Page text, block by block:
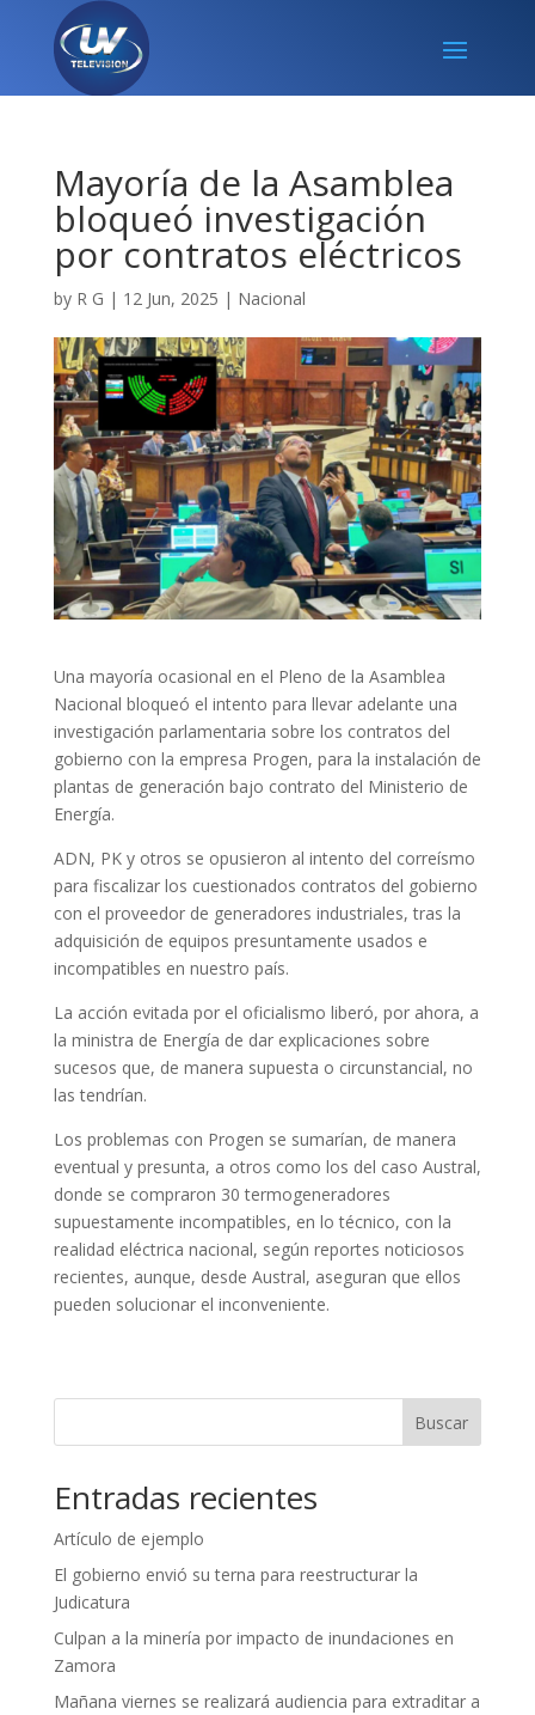
Mayoría de la Asamblea
bloqueó investigación
por contratos eléctricos
by R G | 12 Jun, 2025 | Nacional
Una mayoría ocasional en el Pleno de la Asamblea
Nacional bloqueó el intento para llevar adelante una
investigación parlamentaria sobre los contratos del
gobierno con la empresa Progen, para la instalación de
plantas de generación bajo contrato del Ministerio de
Energía.
ADN, PK y otros se opusieron al intento del correísmo
para fiscalizar los cuestionados contratos del gobierno
con el proveedor de generadores industriales, tras la
adquisición de equipos presuntamente usados e
incompatibles en nuestro país.
La acción evitada por el oficialismo liberó, por ahora, a
la ministra de Energía de dar explicaciones sobre
sucesos que, de manera supuesta o circunstancial, no
las tendrían.
Los problemas con Progen se sumarían, de manera
eventual y presunta, a otros como los del caso Austral,
donde se compraron 30 termogeneradores
supuestamente incompatibles, en lo técnico, con la
realidad eléctrica nacional, según reportes noticiosos
recientes, aunque, desde Austral, aseguran que ellos
pueden solucionar el inconveniente.
Buscar
Entradas recientes
Artículo de ejemplo
El gobierno envió su terna para reestructurar la
Judicatura
Culpan a la minería por impacto de inundaciones en
Zamora
Mañana viernes se realizará audiencia para extraditar a